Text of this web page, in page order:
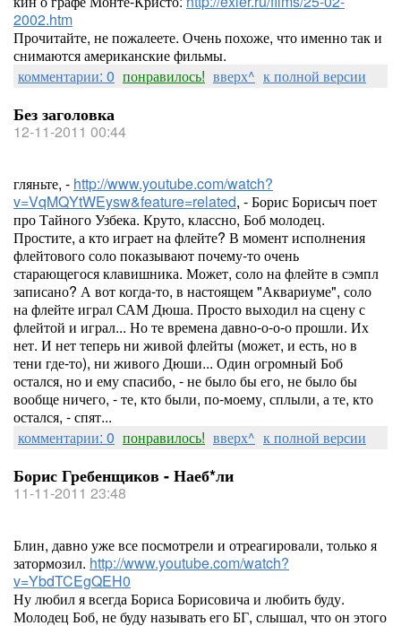
2002.htm
Прочитайте, не пожалеете. Очень похоже, что именно так и
снимаются американские фильмы.
комментарии: 0 понравилось! вверх^ к полной версии
Без заголовка
12-11-2011 00:44
гляньте, - http://www.youtube.com/watch?
v=VqMQYtWEysw&feature=related, - Борис Борисыч поет
про Тайного Узбека. Круто, классно, Боб молодец.
Простите, а кто играет на флейте? В момент исполнения
флейтового соло показывают почему-то очень
старающегося клавишника. Может, соло на флейте в сэмпл
записано? А вот когда-то, в настоящем "Аквариуме", соло
на флейте играл САМ Дюша. Просто выходил на сцену с
флейтой и играл... Но те времена давно-о-о-о прошли. Их
нет. И нет теперь ни живой флейты (может, и есть, но в
тени где-то), ни живого Дюши... Один огромный Боб
остался, но и ему спасибо, - не было бы его, не было бы
вообще ничего, - те, кто были, по-моему, сплыли, а те, кто
остался, - спят...
комментарии: 0 понравилось! вверх^ к полной версии
Борис Гребенщиков - Наеб*ли
11-11-2011 23:48
Блин, давно уже все посмотрели и отреагировали, только я
затормозил. http://www.youtube.com/watch?
v=YbdTCEgQEH0
Ну любил я всегда Бориса Борисовича и любить буду.
Молодец Боб, не буду называть его БГ, слышал, что он этого